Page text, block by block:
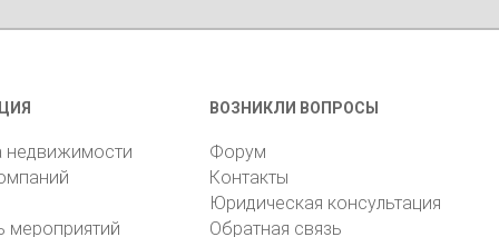
недвижимости
мероприятий
ВОЗНИКЛИ ВОПРОСЫ
Форум
Контакты
Юридическая консультация
Обратная связь